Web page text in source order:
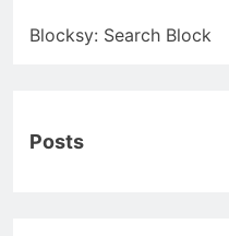
Blocksy: Search Block
Posts